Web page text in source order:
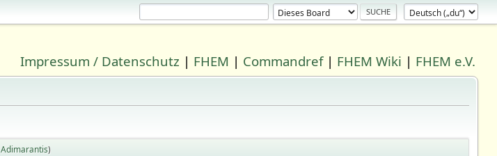
Impressum / Datenschutz | FHEM | Commandref| FHEM Wiki | FHEM e.V.
Adimarantis)